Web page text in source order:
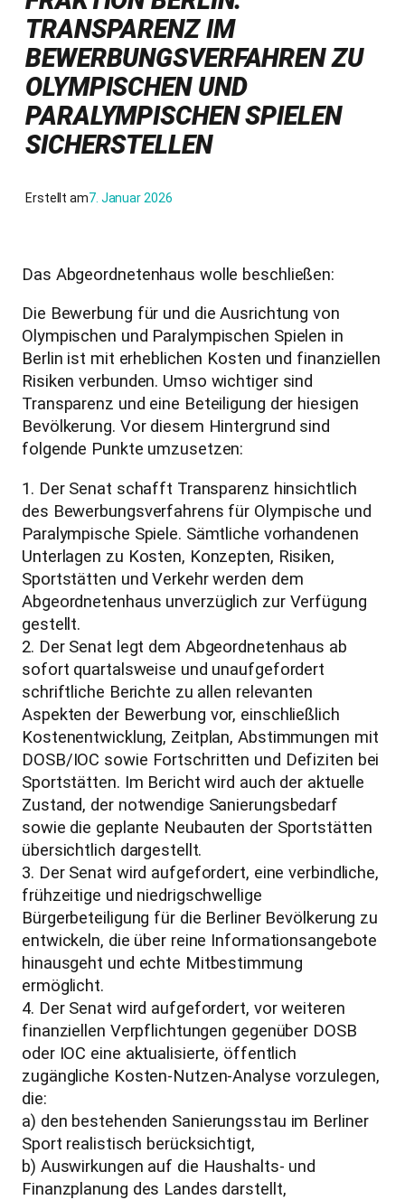
TRANSPARENZ IM
BEWERBUNGSVERFAHREN ZU
OLYMPISCHEN UND
PARALYMPISCHEN SPIELEN
SICHERSTELLEN
Erstellt am7. Januar 2026
Das Abgeordnetenhaus wolle beschließen:
Die Bewerbung für und die Ausrichtung von
Olympischen und Paralympischen Spielen in
Berlin ist mit erheblichen Kosten und finanziellen
Risiken verbunden. Umso wichtiger sind
Transparenz und eine Beteiligung der hiesigen
Bevölkerung. Vor diesem Hintergrund sind
folgende Punkte umzusetzen:
1. Der Senat schafft Transparenz hinsichtlich
des Bewerbungsverfahrens für Olympische und
Paralympische Spiele. Sämtliche vorhandenen
Unterlagen zu Kosten, Konzepten, Risiken,
Sportstätten und Verkehr werden dem
Abgeordnetenhaus unverzüglich zur Verfügung
gestellt.
2. Der Senat legt dem Abgeordnetenhaus ab
sofort quartalsweise und unaufgefordert
schriftliche Berichte zu allen relevanten
Aspekten der Bewerbung vor, einschließlich
Kostenentwicklung, Zeitplan, Abstimmungen mit
DOSB/IOC sowie Fortschritten und Defiziten bei
Sportstätten. Im Bericht wird auch der aktuelle
Zustand, der notwendige Sanierungsbedarf
sowie die geplante Neubauten der Sportstätten
übersichtlich dargestellt.
3. Der Senat wird aufgefordert, eine verbindliche,
frühzeitige und niedrigschwellige
Bürgerbeteiligung für die Berliner Bevölkerung zu
entwickeln, die über reine Informationsangebote
hinausgeht und echte Mitbestimmung
ermöglicht.
4. Der Senat wird aufgefordert, vor weiteren
finanziellen Verpflichtungen gegenüber DOSB
oder IOC eine aktualisierte, öffentlich
zugängliche Kosten-Nutzen-Analyse vorzulegen,
die:
a) den bestehenden Sanierungsstau im Berliner
Sport realistisch berücksichtigt,
b) Auswirkungen auf die Haushalts- und
Finanzplanung des Landes darstellt,